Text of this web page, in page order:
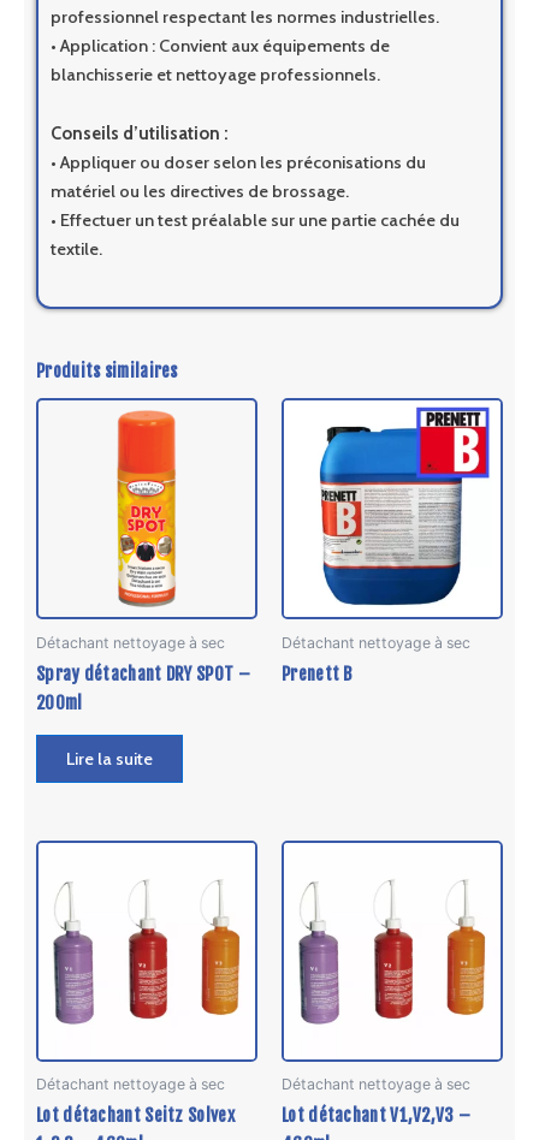
professionnel respectant les normes industrielles.
• Application : Convient aux équipements de
blanchisserie et nettoyage professionnels.
Conseils d’utilisation :
• Appliquer ou doser selon les préconisations du
matériel ou les directives de brossage.
• Effectuer un test préalable sur une partie cachée du
textile.
Produits similaires
Détachant nettoyage à sec
Spray détachant DRY SPOT –
200ml
Lire la suite
Détachant nettoyage à sec
Prenett B
Détachant nettoyage à sec
Lot détachant Seitz Solvex
Détachant nettoyage à sec
Lot détachant V1,V2,V3 –